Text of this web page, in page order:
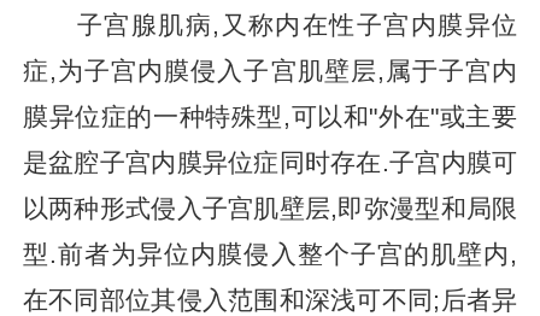
子宫腺肌病,又称内在性子宫内膜异位
症,为子宫内膜侵入子宫肌壁层,属于子宫内
膜异位症的一种特殊型,可以和"外在"或主要
是盆腔子宫内膜异位症同时存在.子宫内膜可
以两种形式侵入子宫肌壁层,即弥漫型和局限
型.前者为异位内膜侵入整个子宫的肌壁内,
在不同部位其侵入范围和深浅可不同;后者异